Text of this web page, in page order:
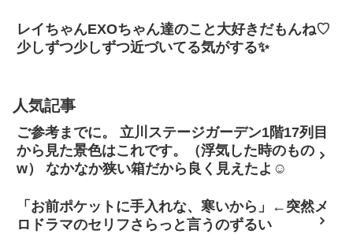
レイちゃんEXOちゃん達のこと大好きだもんね♡
少しずつ少しずつ近づいてる気がする✨
人気記事
ご参考までに。 立川ステージガーデン1階17列目
から見た景色はこれです。（浮気した時のもの
w） なかなか狭い箱だから良く見えたよ☺
「お前ポケットに手入れな、寒いから」←突然メ
ロドラマのセリフさらっと言うのずるい